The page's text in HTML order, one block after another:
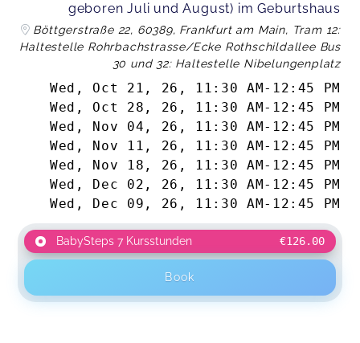
geboren Juli und August) im Geburtshaus
Böttgerstraße 22, 60389, Frankfurt am Main, Tram 12:
Haltestelle Rohrbachstrasse/Ecke Rothschildallee Bus
30 und 32: Haltestelle Nibelungenplatz
Wed, Oct 21, 26 , 11:30 AM- 12:45 PM
Wed, Oct 28, 26 , 11:30 AM- 12:45 PM
Wed, Nov 04, 26 , 11:30 AM- 12:45 PM
Wed, Nov 11, 26 , 11:30 AM- 12:45 PM
Wed, Nov 18, 26 , 11:30 AM- 12:45 PM
Wed, Dec 02, 26 , 11:30 AM- 12:45 PM
Wed, Dec 09, 26 , 11:30 AM- 12:45 PM
BabySteps 7 Kursstunden €126.00
Book